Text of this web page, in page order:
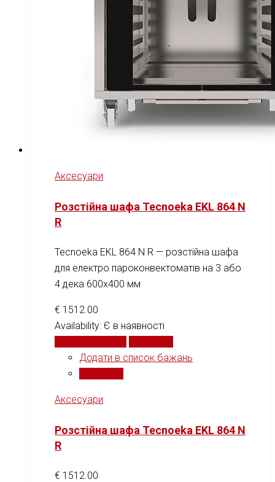
Аксесуари
Розстійна шафа Tecnoeka EKL 864 N
R
Tecnoeka EKL 864 N R — розстійна шафа
для електро пароконвектоматів на 3 або
4 дека 600x400 мм
€ 1512.00
Availability: Є в наявності
Додати в список бажань
Аксесуари
Розстійна шафа Tecnoeka EKL 864 N
R
€ 1512.00